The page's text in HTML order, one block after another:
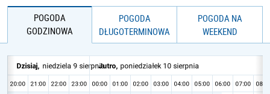
POGODA
GODZINOWA
POGODA
DŁUGOTERMINOWA
POGODA NA
WEEKEND